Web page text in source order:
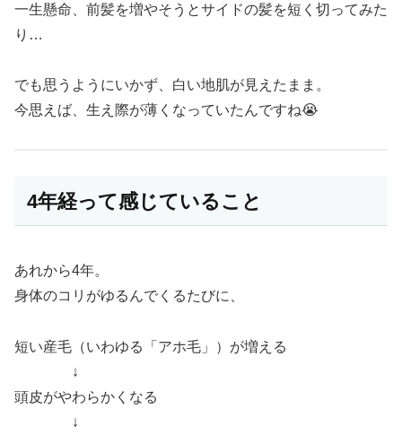
一生懸命、前髪を増やそうとサイドの髪を短く切ってみた
り…
でも思うようにいかず、白い地肌が見えたまま。
今思えば、生え際が薄くなっていたんですね😭
4年経って感じていること
あれから4年。
身体のコリがゆるんでくるたびに、
短い産毛（いわゆる「アホ毛」）が増える
↓
頭皮がやわらかくなる
↓